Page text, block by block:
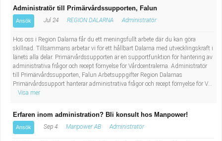
Administratör till Primärvårdssupporten, Falun
Ansök Jul 24 REGION DALARNA Administratör
Hos oss i Region Dalarna får du ett meningsfullt arbete där du kan göra
skillnad. Tillsammans arbetar vi för ett hållbart Dalarna med utvecklingskraft i
länets alla delar. Primärvårdssupporten är en supportfunktion för hantering av
administrativa frågor och recept förnyelse för Vårdcentralerna. Administratör
till Primärvårdssupporten, Falun Arbetsuppgifter Region Dalarnas
Primärvårdssupport hanterar administrativa frågor och recept förnyelse för V...
Visa mer
Erfaren inom administration? Bli konsult hos Manpower!
Ansök Sep 4 Manpower AB Administratör